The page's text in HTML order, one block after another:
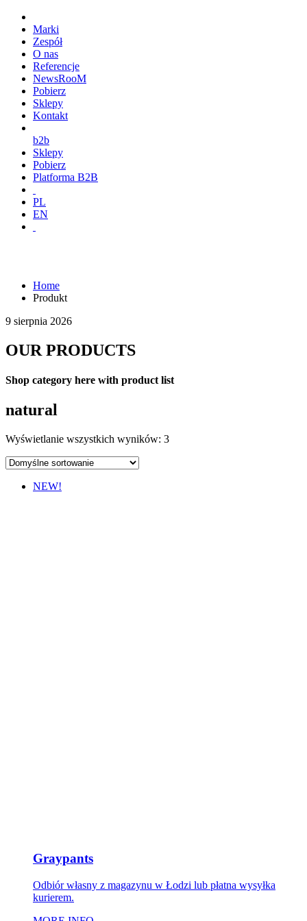
Marki
Zespół
O nas
Referencje
NewsRooM
Pobierz
Sklepy
Kontakt
b2b
Sklepy
Pobierz
Platforma B2B
PL
EN
Home
Produkt
9 sierpnia 2026
OUR PRODUCTS
Shop category here with product list
natural
Wyświetlanie wszystkich wyników: 3
NEW!
Graypants
Odbiór własny z magazynu w Łodzi lub płatna wysyłka
kurierem.